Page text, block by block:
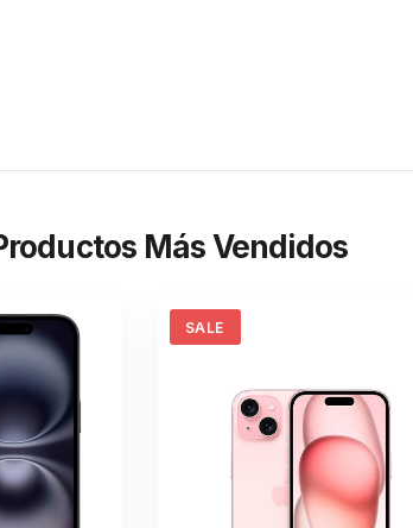
Más Vendidos
SALE